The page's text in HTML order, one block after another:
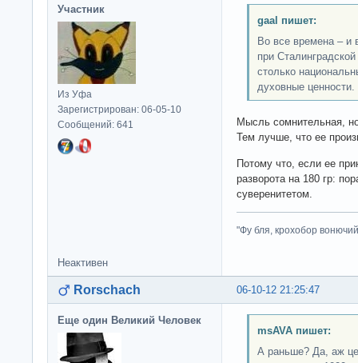
Участник
Из Уфа
Зарегистрирован: 06-05-10
Сообщений: 641
gaal пишет:
Во все времена – и
при
столько
духовные ценности.
Мысль сомнительная,
Тем лучше, что ее
Потому что, если ее
разворота на 180 гр:
суверенитетом.
"Фу бля, крохобор
Неактивен
06-10-12 21:25:47
Rorschach
Еще один Великий Человек
msAVA пишет:
А раньше? Да, аж